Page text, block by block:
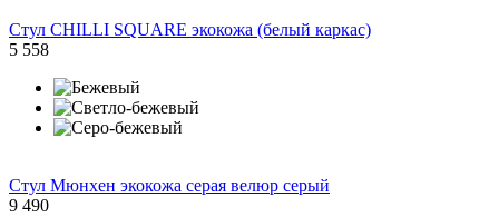
Стул CHILLI SQUARE экокожа (белый каркас)
5 558
Стул Мюнхен экокожа серая велюр серый
9 490